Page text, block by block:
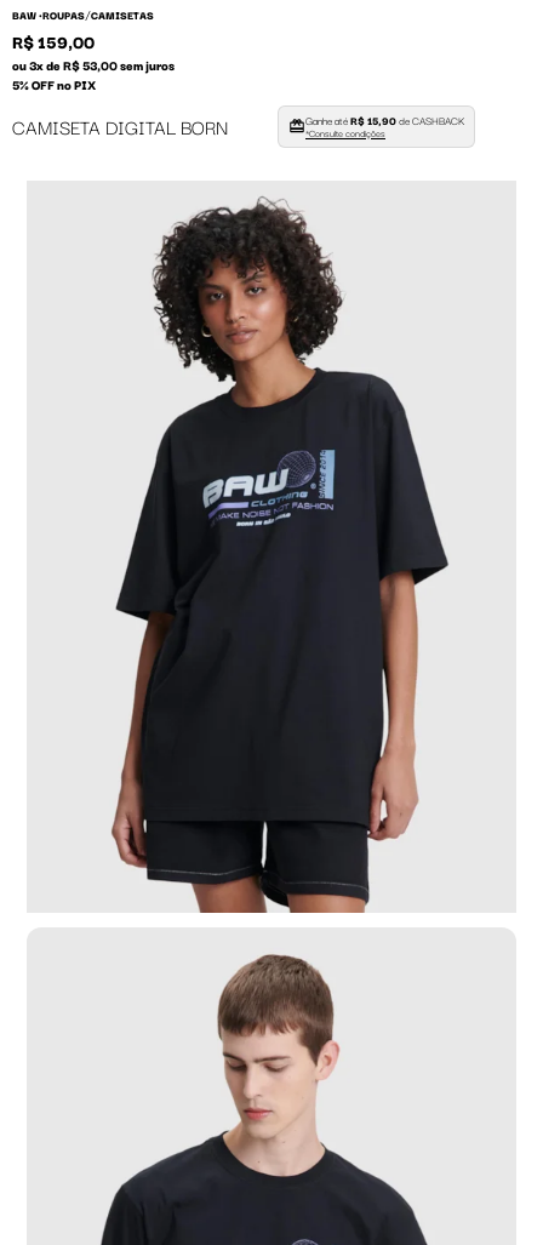
BAW •ROUPAS/CAMISETAS
R$ 159,00
ou 3x de R$ 53,00 sem juros
5% OFF no PIX
CAMISETA DIGITAL BORN Ganhe atéR$ 15,90de CASHBACK
*Consulte condições